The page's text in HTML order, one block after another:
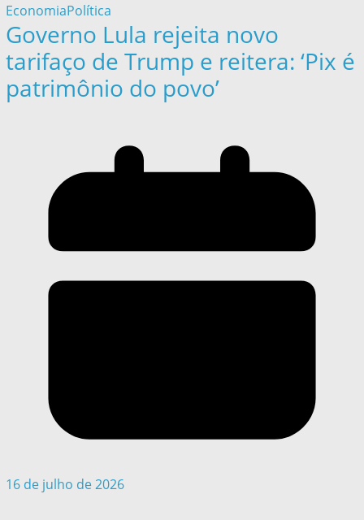
EconomiaPolítica
Governo Lula rejeita novo
tarifaço de Trump e reitera: ‘Pix é
patrimônio do povo’
16 de julho de 2026